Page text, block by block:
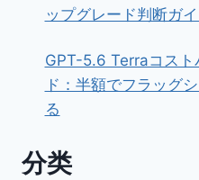
ップグレード判断ガ
GPT-5.6 Terraコスト
ド：半額でフラッグ
る
分类